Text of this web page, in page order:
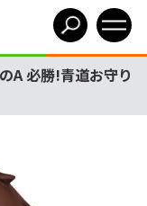
A 必勝!青道お守り